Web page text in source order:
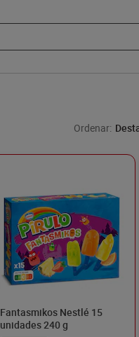
Ordenar:
Fantasmikos Nestlé 15
unidades 240 g